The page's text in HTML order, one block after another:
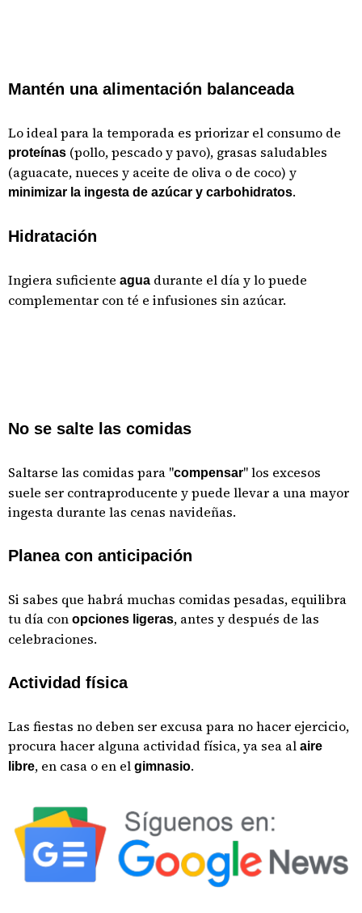
Mantén una alimentación balanceada
Lo ideal para la temporada es priorizar el consumo de
proteínas (pollo, pescado y pavo), grasas saludables
(aguacate, nueces y aceite de oliva o de coco) y
minimizar la ingesta de azúcar y carbohidratos.
Hidratación
Ingiera suficiente agua durante el día y lo puede
complementar con té e infusiones sin azúcar.
No se salte las comidas
Saltarse las comidas para "compensar" los excesos
suele ser contraproducente y puede llevar a una mayor
ingesta durante las cenas navideñas.
Planea con anticipación
Si sabes que habrá muchas comidas pesadas, equilibra
tu día con opciones ligeras, antes y después de las
celebraciones.
Actividad física
Las fiestas no deben ser excusa para no hacer ejercicio,
procura hacer alguna actividad física, ya sea al aire
libre, en casa o en el gimnasio.